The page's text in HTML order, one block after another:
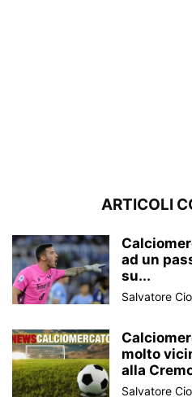
ARTICOLI
ad un
su...
Salvatore
molto
alla
Salvatore